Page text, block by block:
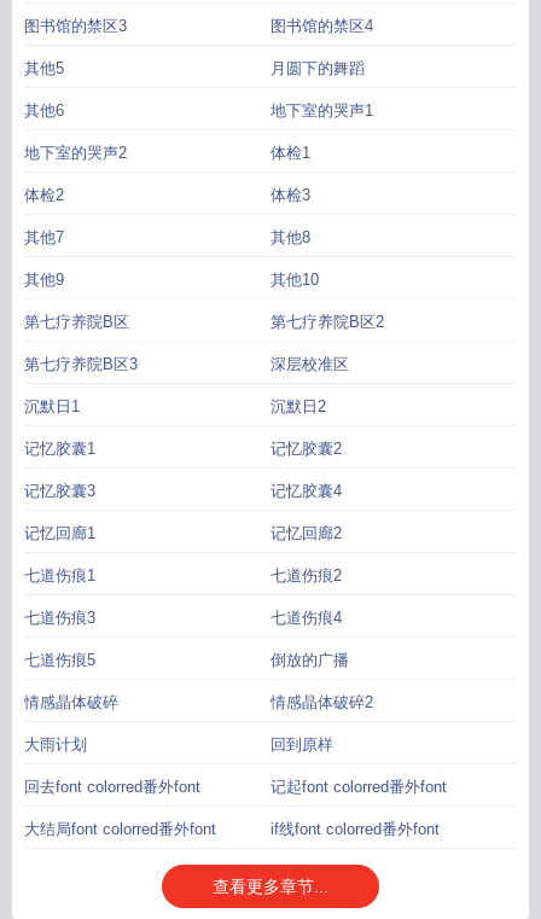
图书馆的禁区3 图书馆的禁区4
其他5 月圆下的舞蹈
其他6 地下室的哭声1
地下室的哭声2 体检1
体检2 体检3
其他7 其他8
其他9 其他10
第七疗养院B区 第七疗养院B区2
第七疗养院B区3 深层校准区
沉默日1 沉默日2
记忆胶囊1 记忆胶囊2
记忆胶囊3 记忆胶囊4
记忆回廊1 记忆回廊2
七道伤痕1 七道伤痕2
七道伤痕3 七道伤痕4
七道伤痕5 倒放的广播
情感晶体破碎 情感晶体破碎2
大雨计划 回到原样
回去font colorred番外font 记起font colorred番外font
大结局font colorred番外font if线font colorred番外font
查看更多章节...